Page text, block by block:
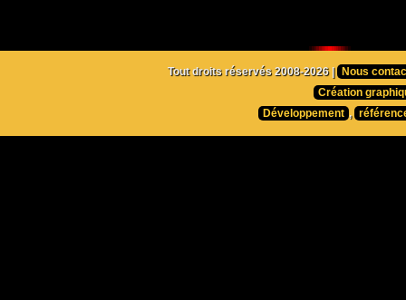
Tout droits réservés 2008-2026 |
Nous
Création
Développement ,